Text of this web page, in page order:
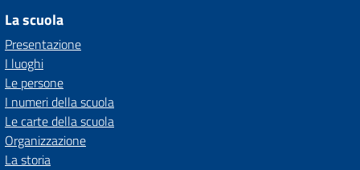
La scuola
Presentazione
I luoghi
Le persone
I numeri della scuola
Le carte della scuola
Organizzazione
La storia